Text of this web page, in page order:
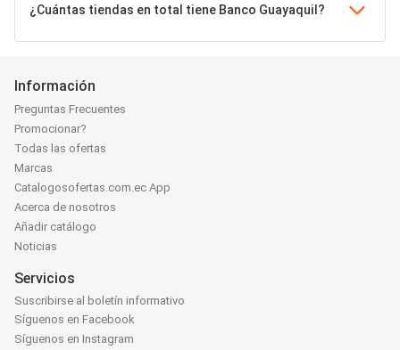
¿Cuántas tiendas en total tiene Banco Guayaquil?
Información
Preguntas Frecuentes
Promocionar?
Todas las ofertas
Marcas
Catalogosofertas.com.ec App
Acerca de nosotros
Añadir catálogo
Noticias
Servicios
Suscribirse al boletín informativo
Síguenos en Facebook
Síguenos en Instagram